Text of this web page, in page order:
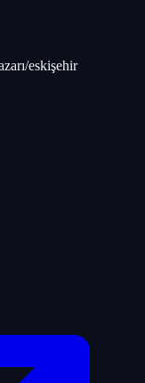
eskişehir